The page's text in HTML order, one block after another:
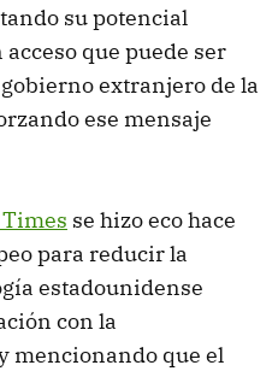
su potencial
que puede ser
extranjero de la
ese mensaje
se hizo eco hace
para reducir la
estadounidense
con la
mencionando que el